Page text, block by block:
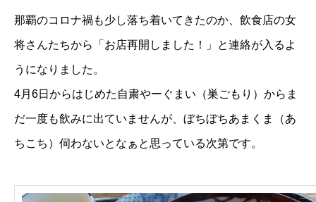
那覇のコロナ禍も少し落ち着いてきたのか、飲食店の女
将さんたちから「お店再開しました！」と連絡が入るよ
うになりました。
4月6日からはじめた自粛やーぐまい（巣ごもり）からま
だ一度も飲みに出ていませんが、ぼちぼちあまくま（あ
ちこち）伺わないとなぁと思っている次第です。